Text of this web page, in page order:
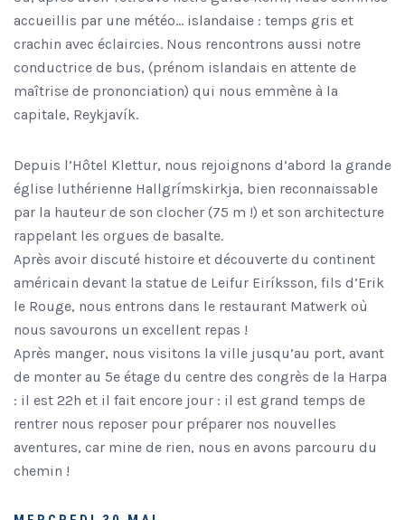
accueillis par une météo… islandaise : temps gris et
crachin avec éclaircies. Nous rencontrons aussi notre
conductrice de bus, (prénom islandais en attente de
maîtrise de prononciation) qui nous emmène à la
capitale, Reykjavík.
Depuis l’Hôtel Klettur, nous rejoignons d’abord la grande
église luthérienne Hallgrímskirkja, bien reconnaissable
par la hauteur de son clocher (75 m !) et son architecture
rappelant les orgues de basalte.
Après avoir discuté histoire et découverte du continent
américain devant la statue de Leifur Eiríksson, fils d’Erik
le Rouge, nous entrons dans le restaurant Matwerk où
nous savourons un excellent repas !
Après manger, nous visitons la ville jusqu’au port, avant
de monter au 5e étage du centre des congrès de la Harpa
: il est 22h et il fait encore jour : il est grand temps de
rentrer nous reposer pour préparer nos nouvelles
aventures, car mine de rien, nous en avons parcouru du
chemin !